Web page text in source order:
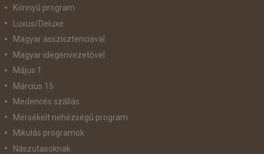
Könnyű program
Luxus/Deluxe
Magyar asszisztenciával
Magyar idegenvezetővel
Május 1
Március 15
Medencés szállás
Mérsékelt nehézségű program
Mikulás programok
Nászutasoknak